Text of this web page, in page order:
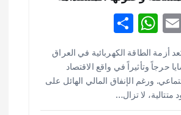
E
m
ai
l
W
h
at
s
A
S
h
ar
e
أزمة الطاقة الكهربائية في العراق
حرجاً وتأثيراً في واقع الاقتصاد
ورغم الإنفاق المالي الهائل على
متتالية، لا تزال…
في مدينة كلباء الاماراتية